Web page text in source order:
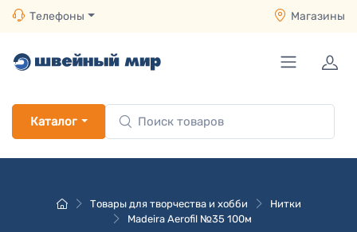
Телефоны Магазины
Каталог
Товары для творчества и хобби
Нитки
Madeira Aerofil №35 100м